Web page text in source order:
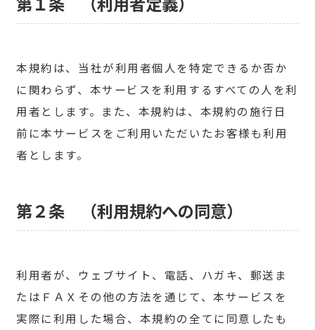
本規約は、当社が利用者個人を特定できるか否か
に関わらず、本サービスを利用するすべての人を利
用者とします。また、本規約は、本規約の施行日
前に本サービスをご利用いただいたお客様も利用
者とします。
第２条 （利用規約への同意）
利用者が、ウェブサイト、電話、ハガキ、郵送ま
たはＦＡＸその他の方法を通じて、本サービスを
実際に利用した場合、本規約の全てに同意したも